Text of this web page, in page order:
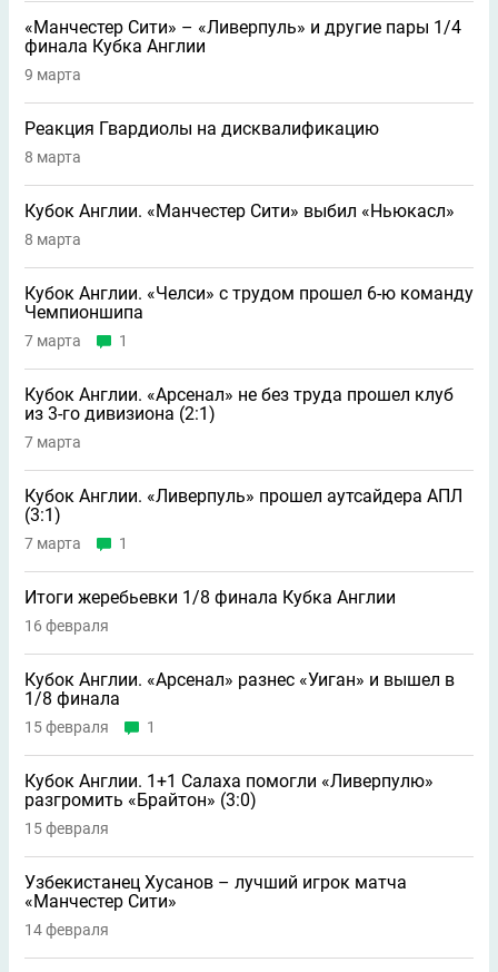
«Манчестер Сити» – «Ливерпуль» и другие пары 1/4
финала Кубка Англии
9 марта
Реакция Гвардиолы на дисквалификацию
8 марта
Кубок Англии. «Манчестер Сити» выбил «Ньюкасл»
8 марта
Кубок Англии. «Челси» с трудом прошел 6-ю команду
Чемпионшипа
7 марта 1
Кубок Англии. «Арсенал» не без труда прошел клуб
из 3-го дивизиона (2:1)
7 марта
Кубок Англии. «Ливерпуль» прошел аутсайдера АПЛ
(3:1)
7 марта 1
Итоги жеребьевки 1/8 финала Кубка Англии
16 февраля
Кубок Англии. «Арсенал» разнес «Уиган» и вышел в
1/8 финала
15 февраля 1
Кубок Англии. 1+1 Салаха помогли «Ливерпулю»
разгромить «Брайтон» (3:0)
15 февраля
Узбекистанец Хусанов – лучший игрок матча
«Манчестер Сити»
14 февраля